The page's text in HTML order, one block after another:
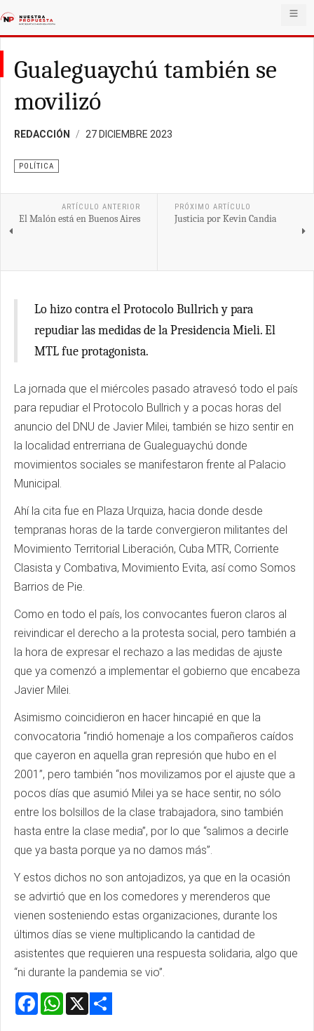
Gualeguaychú también se
movilizó
REDACCIÓN 27 DICIEMBRE 2023
POLÍTICA
ARTÍCULO ANTERIOR
El Malón está en Buenos Aires
PRÓXIMO ARTÍCULO
Justicia por Kevin Candia
Lo hizo contra el Protocolo Bullrich y para
repudiar las medidas de la Presidencia Mieli. El
MTL fue protagonista.
La jornada que el miércoles pasado atravesó todo el país
para repudiar el Protocolo Bullrich y a pocas horas del
anuncio del DNU de Javier Milei, también se hizo sentir en
la localidad entrerriana de Gualeguaychú donde
movimientos sociales se manifestaron frente al Palacio
Municipal.
Ahí la cita fue en Plaza Urquiza, hacia donde desde
tempranas horas de la tarde convergieron militantes del
Movimiento Territorial Liberación, Cuba MTR, Corriente
Clasista y Combativa, Movimiento Evita, así como Somos
Barrios de Pie.
Como en todo el país, los convocantes fueron claros al
reivindicar el derecho a la protesta social, pero también a
la hora de expresar el rechazo a las medidas de ajuste
que ya comenzó a implementar el gobierno que encabeza
Javier Milei.
Asimismo coincidieron en hacer hincapié en que la
convocatoria “rindió homenaje a los compañeros caídos
que cayeron en aquella gran represión que hubo en el
2001”, pero también “nos movilizamos por el ajuste que a
pocos días que asumió Milei ya se hace sentir, no sólo
entre los bolsillos de la clase trabajadora, sino también
hasta entre la clase media”, por lo que “salimos a decirle
que ya basta porque ya no damos más”.
Y estos dichos no son antojadizos, ya que en la ocasión
se advirtió que en los comedores y merenderos que
vienen sosteniendo estas organizaciones, durante los
últimos días se viene multiplicando la cantidad de
asistentes que requieren una respuesta solidaria, algo que
“ni durante la pandemia se vio”.
Facebook
WhatsApp